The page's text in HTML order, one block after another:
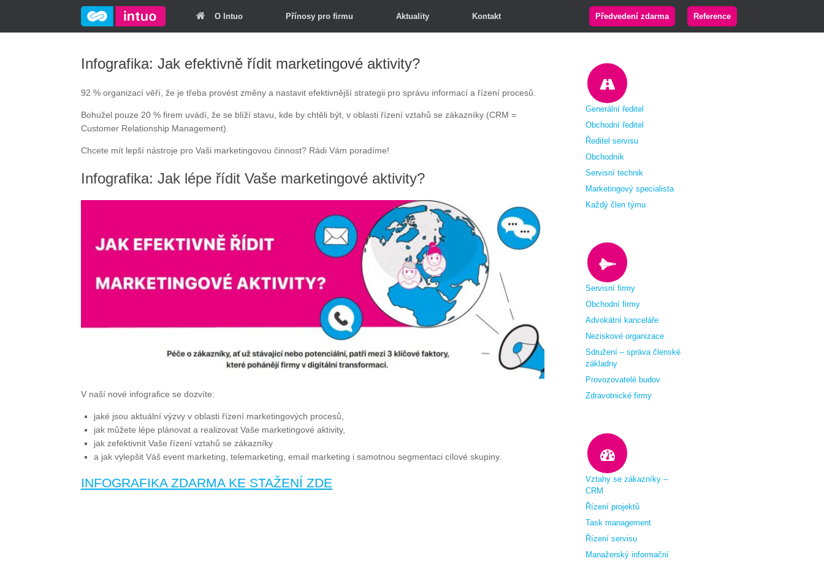
O Intuo Přínosy pro firmu Aktuality Kontakt Reference
Předvedení zdarma
Infografika: Jak efektivně řídit marketingové aktivity?
92 % organizací věří, že je třeba provést změny a nastavit efektivnější strategii pro správu informací a řízení procesů.
Bohužel pouze 20 % firem uvádí, že se blíží stavu, kde by chtěli být, v oblasti řízení vztahů se zákazníky (CRM =
Customer Relationship Management).
Chcete mít lepší nástroje pro Vaši marketingovou činnost? Rádi Vám poradíme!
Infografika: Jak lépe řídit Vaše marketingové aktivity?
V naší nové infografice se dozvíte:
jaké jsou aktuální výzvy v oblasti řízení marketingových procesů,
jak můžete lépe plánovat a realizovat Vaše marketingové aktivity,
jak zefektivnit Vaše řízení vztahů se zákazníky
a jak vylepšit Váš event marketing, telemarketing, email marketing i samotnou segmentaci cílové skupiny.
INFOGRAFIKA ZDARMA KE STAŽENÍ ZDE
Generální ředitel
Obchodní ředitel
Ředitel servisu
Obchodník
Servisní technik
Marketingový specialista
Každý člen týmu
Servisní firmy
Obchodní firmy
Advokátní kanceláře
Neziskové organizace
Sdružení – správa členské
základny
Provozovatelé budov
Zdravotnické firmy
Vztahy se zákazníky –
CRM
Řízení projektů
Task management
Řízení servisu
Manažerský informační